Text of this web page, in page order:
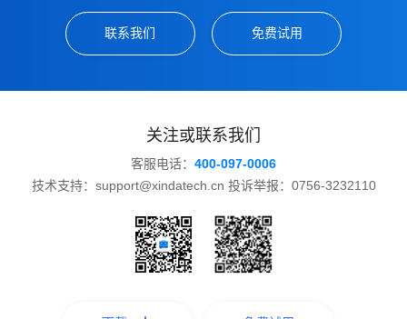
联系我们 免费试用
关注或联系我们
客服电话： 400-097-0006
技术支持：support@xindatech.cn 投诉举报：0756-3232110